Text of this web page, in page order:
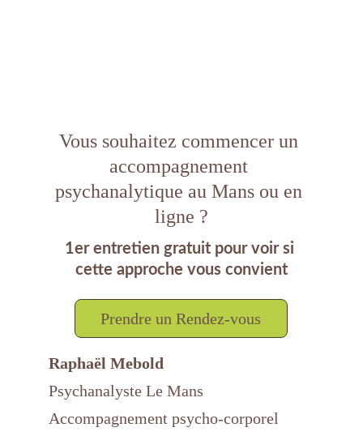
Prendre un Rendez-vous
Vous souhaitez commencer un
accompagnement
psychanalytique au Mans ou en
ligne ?
1er entretien gratuit pour voir si
cette approche vous convient
Raphaël Mebold
Psychanalyste Le Mans
Accompagnement psycho-corporel